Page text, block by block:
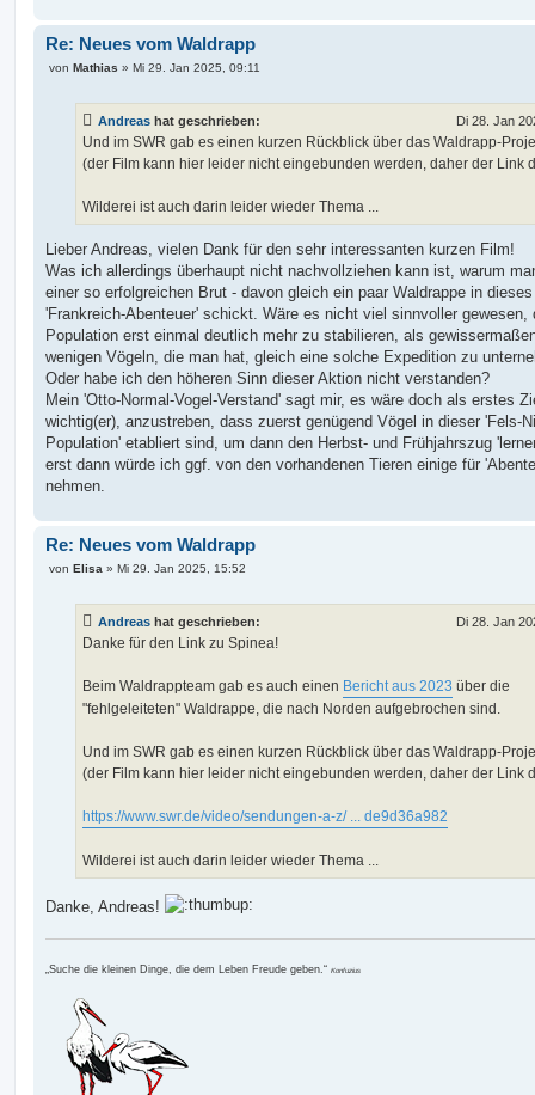
Re: Neues vom Waldrapp
Bvon Mathias » Mi 29. Jan 2025, 09:11
Andreas hat geschrieben: Di 28. Jan
Und im SWR gab es einen kurzen Rückblick über das Waldrapp-
(der Film kann hier leider nicht eingebunden werden, daher der Link
Wilderei ist auch darin leider wieder Thema ...
Lieber Andreas, vielen Dank für den sehr interessanten kurzen Film!
Was ich allerdings überhaupt nicht nachvollziehen kann ist, warum
einer so erfolgreichen Brut - davon gleich ein paar Waldrappe in dieses
'Frankreich-Abenteuer' schickt. Wäre es nicht viel sinnvoller gewesen,
Population erst einmal deutlich mehr zu stabilieren, als
wenigen Vögeln, die man hat, gleich eine solche Expedition zu
Oder habe ich den höheren Sinn dieser Aktion nicht verstanden?
Mein 'Otto-Normal-Vogel-Verstand' sagt mir, es wäre doch als erstes
wichtig(er), anzustreben, dass zuerst genügend Vögel in dieser 'Fels-
Population' etabliert sind, um dann den Herbst- und Frühjahrszug
erst dann würde ich ggf. von den vorhandenen Tieren einige für
nehmen.
Re: Neues vom Waldrapp
Bvon Elisa » Mi 29. Jan 2025, 15:52
Andreas hat geschrieben: Di 28. Jan
Danke für den Link zu Spinea!
Beim Waldrappteam gab es auch einen Bericht aus 2023 über die
"fehlgeleiteten" Waldrappe, die nach Norden aufgebrochen sind.
Und im SWR gab es einen kurzen Rückblick über das Waldrapp-
(der Film kann hier leider nicht eingebunden werden, daher der Link
https://www.swr.de/video/sendungen-a-z/ ... de9d36a982
Wilderei ist auch darin leider wieder Thema ...
Danke, Andreas!
„Suche die kleinen Dinge, die dem Leben Freude geben.“ Konfuzius